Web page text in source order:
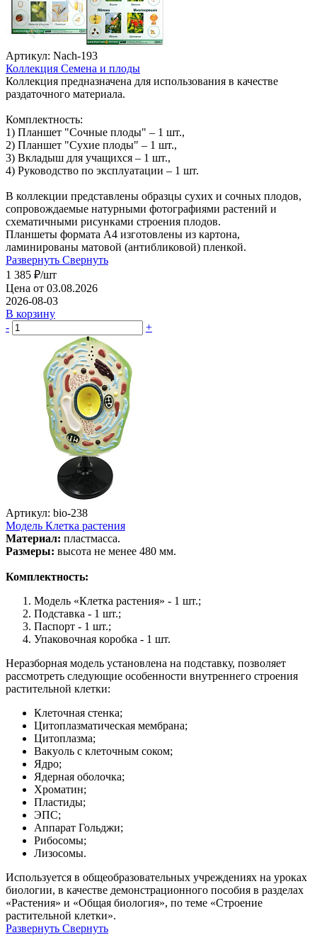
Артикул: Nach-193
Коллекция Семена и плоды
Коллекция предназначена для использования в качестве
раздаточного материала.
Комплектность:
1) Планшет "Сочные плоды" – 1 шт.,
2) Планшет "Сухие плоды" – 1 шт.,
3) Вкладыш для учащихся – 1 шт.,
4) Руководство по эксплуатации – 1 шт.
В коллекции представлены образцы сухих и сочных плодов,
сопровождаемые натурными фотографиями растений и
схематичными рисунками строения плодов.
Планшеты формата А4 изготовлены из картона,
ламинированы матовой (антибликовой) пленкой.
Развернуть Свернуть
1 385 ₽/шт
Цена от 03.08.2026
2026-08-03
В корзину
-
+
Артикул: bio-238
Модель Клетка растения
Материал: пластмасса.
Размеры: высота не менее 480 мм.
Комплектность:
Модель «Клетка растения» - 1 шт.;
Подставка - 1 шт.;
Паспорт - 1 шт.;
Упаковочная коробка - 1 шт.
Неразборная модель установлена на подставку, позволяет
рассмотреть следующие особенности внутреннего строения
растительной клетки:
Клеточная стенка;
Цитоплазматическая мембрана;
Цитоплазма;
Вакуоль с клеточным соком;
Ядро;
Ядерная оболочка;
Хроматин;
Пластиды;
ЭПС;
Аппарат Гольджи;
Рибосомы;
Лизосомы.
Используется в общеобразовательных учреждениях на уроках
биологии, в качестве демонстрационного пособия в разделах
«Растения» и «Общая биология», по теме «Строение
растительной клетки».
Развернуть Свернуть